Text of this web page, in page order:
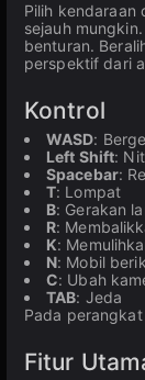
Pilih kendaraan
sejauh
benturan.
perspektif dari
Kontrol
WASD:
Left Shift:
Spacebar:
T: Lompat
B: Gerakan
R:
K:
N: Mobil
C: Ubah
TAB: Jeda
Pada
Fitur